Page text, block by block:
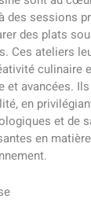
des sessions
des plats
Ces ateliers
culinaire
et avancées.
en
et de
en